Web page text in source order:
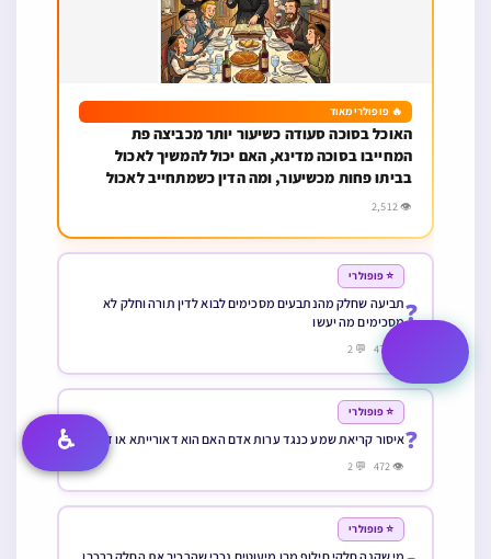
🔥 פופולרי מאוד
האוכל בסוכה סעודה כשיעור יותר מכביצה פת
המחייבו בסוכה מדינא, האם יכול להמשיך לאכול
בביתו פחות מכשיעור, ומה הדין כשמתחייב לאכול
בסוכה רק בצירוף שניהם
👁 2,512
❓
⭐ פופולרי
תביעה שחלק מהנתבעים מסכימים לבוא לדין תורה וחלק לא
מסכימים מה יעשו
❓
⭐ פופולרי
איסור קריאת שמע כנגד ערות אדם האם הוא דאורייתא או דרבנן
👁 472 💬 2
⭐ פופולרי
♿